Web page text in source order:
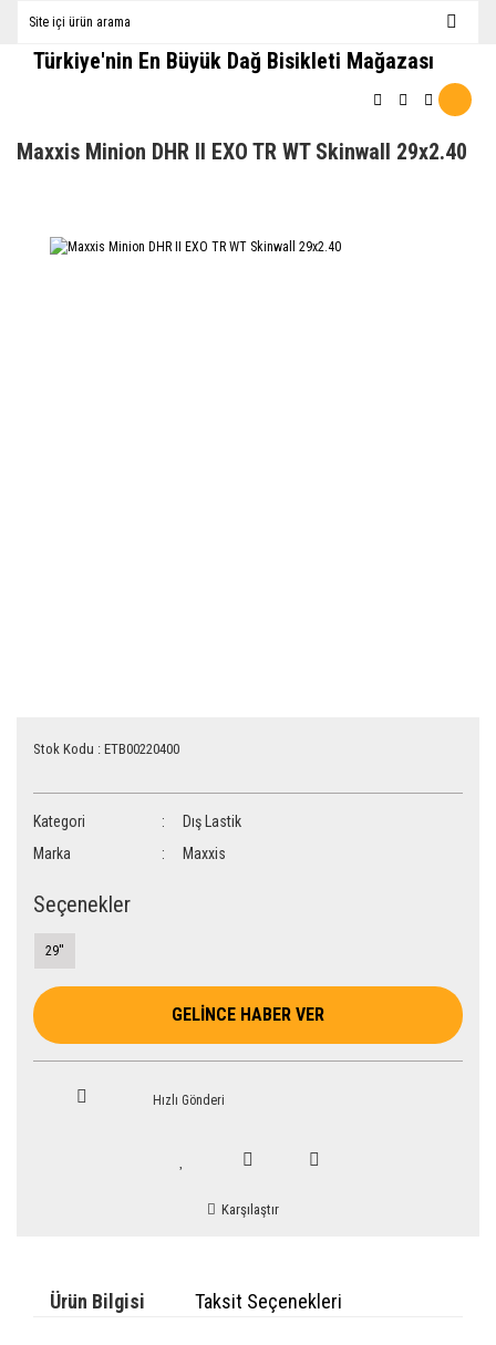
Türkiye'nin En Büyük Dağ Bisikleti Mağazası
Maxxis Minion DHR II EXO TR WT Skinwall 29x2.40
Stok Kodu : ETB00220400
Kategori
Dış Lastik
Marka
Maxxis
Seçenekler
29''
GELİNCE HABER VER
Hızlı Gönderi
Karşılaştır
Ürün Bilgisi Taksit Seçenekleri